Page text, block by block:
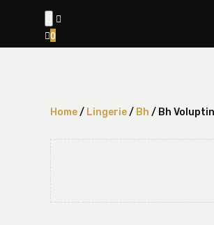

0
Home/ Lingerie/ Bh / Bh